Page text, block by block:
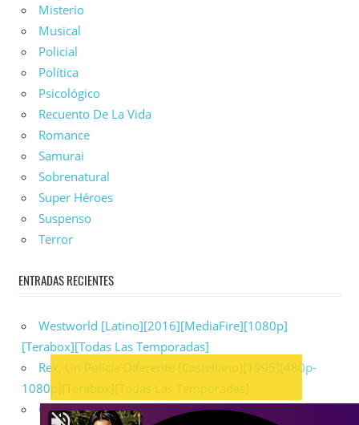
Misterio
Musical
Policial
Política
Psicológico
Recuento De La Vida
Romance
Samurai
Sobrenatural
Super Héroes
Suspenso
Terror
ENTRADAS RECIENTES
Westworld [Latino][2016][MediaFire][1080p]
[Terabox][Todas Las Temporadas]
Rex, Un Policía Diferente [Castellano][1995][480p-
1080p][Terabox][Todas Las Temporadas]
Game Of Thrones [Latino][2011][Terabox][1080p]